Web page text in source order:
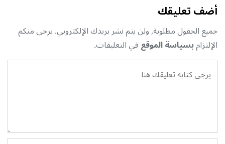
أضف تعليقك
جميع الحقول مطلوبة, ولن يتم نشر بريدك الإلكتروني. يرجى منكم
الإلتزامبسياسة الموقعفي التعليقات.